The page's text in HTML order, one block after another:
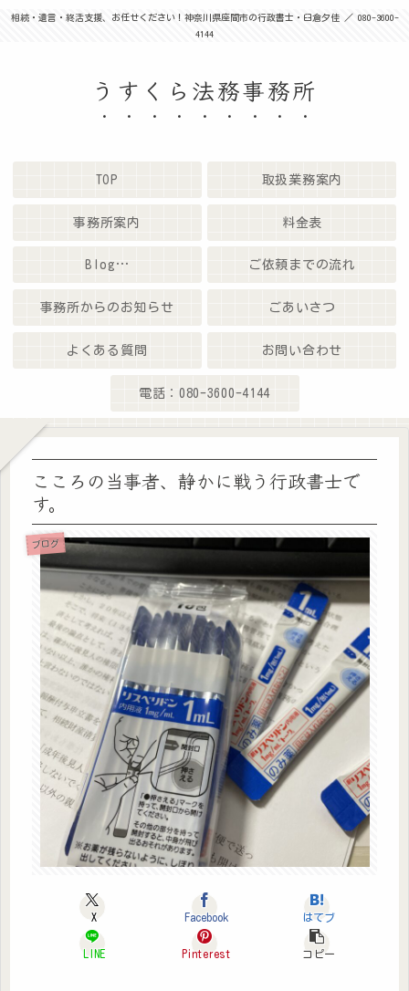
相続・遺言・終活支援、お任せください！神奈川県座間市の行政書士・臼倉夕佳 ／ 080-3600-
4144
うすくら法務事務所
TOP 取扱業務案内
事務所案内 料金表
Blog… ご依頼までの流れ
事務所からのお知らせ ごあいさつ
よくある質問 お問い合わせ
電話：080-3600-4144
こころの当事者、静かに戦う行政書士で
す。
ブログ
X Facebook はてブ
LINE Pinterest コピー